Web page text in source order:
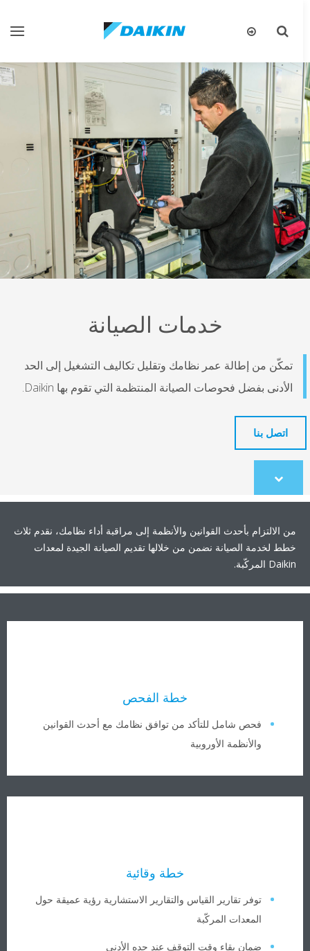
تبديل
تبديل
خدمات الصيانة
تمكّن من إطالة عمر نظامك وتقليل تكاليف التشغيل إلى الحد
الأدنى بفضل فحوصات الصيانة المنتظمة التي تقوم بها Daikin.
اتصل بنا
Scroll
to
من الالتزام بأحدث القوانين والأنظمة إلى مراقبة أداء نظامك، نقدم ثلاث
خطط لخدمة الصيانة نضمن من خلالها تقديم الصيانة الجيدة لمعدات
Daikin المركّبة.
خطة الفحص
فحص شامل للتأكد من توافق نظامك مع أحدث القوانين
والأنظمة الأوروبية
خطة وقائية
توفر تقارير القياس والتقارير الاستشارية رؤية عميقة حول
المعدات المركّبة
ضمان بقاء وقت التوقف عند حده الأدنى